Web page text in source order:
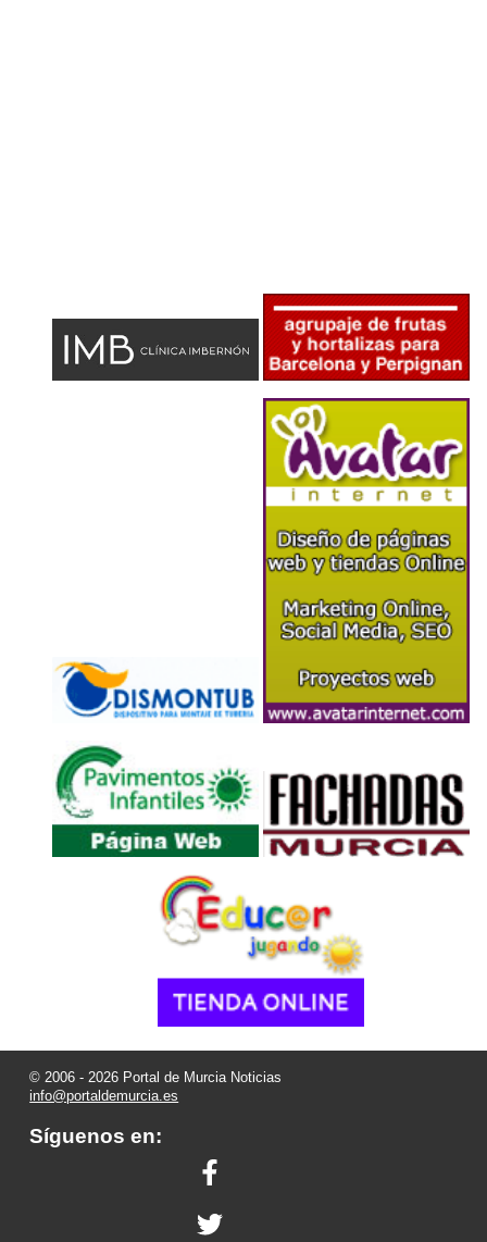
© 2006 - 2026 Portal de Murcia Noticias
info@portaldemurcia.es
Síguenos en: